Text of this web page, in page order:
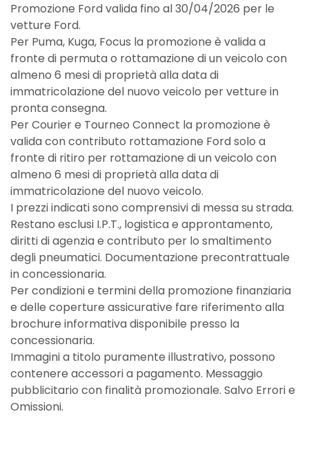
Promozione Ford valida fino al 30/04/2026 per le
vetture Ford.
Per Puma, Kuga, Focus la promozione è valida a
fronte di permuta o rottamazione di un veicolo con
almeno 6 mesi di proprietà alla data di
immatricolazione del nuovo veicolo per vetture in
pronta consegna.
Per Courier e Tourneo Connect la promozione è
valida con contributo rottamazione Ford solo a
fronte di ritiro per rottamazione di un veicolo con
almeno 6 mesi di proprietà alla data di
immatricolazione del nuovo veicolo.
I prezzi indicati sono comprensivi di messa su strada.
Restano esclusi I.P.T., logistica e approntamento,
diritti di agenzia e contributo per lo smaltimento
degli pneumatici. Documentazione precontrattuale
in concessionaria.
Per condizioni e termini della promozione finanziaria
e delle coperture assicurative fare riferimento alla
brochure informativa disponibile presso la
concessionaria.
Immagini a titolo puramente illustrativo, possono
contenere accessori a pagamento. Messaggio
pubblicitario con finalità promozionale. Salvo Errori e
Omissioni.